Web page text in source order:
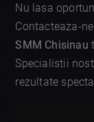
Nu lasa
Contacteaza-
SMM Chisinau
Specialistii
rezultate